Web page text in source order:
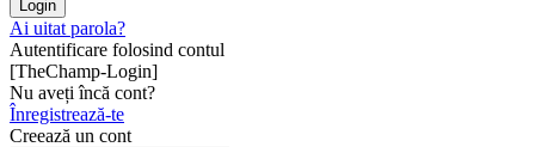
Ai uitat parola?
Autentificare folosind contul
[TheChamp-Login]
Nu aveți încă cont?
Înregistrează-te
Creează un cont